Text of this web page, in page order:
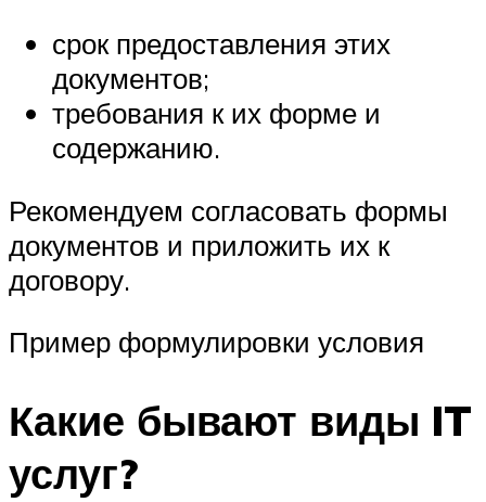
срок предоставления этих
документов;
требования к их форме и
содержанию.
Рекомендуем согласовать формы
документов и приложить их к
договору.
Пример формулировки условия
Какие бывают виды IT
услуг?